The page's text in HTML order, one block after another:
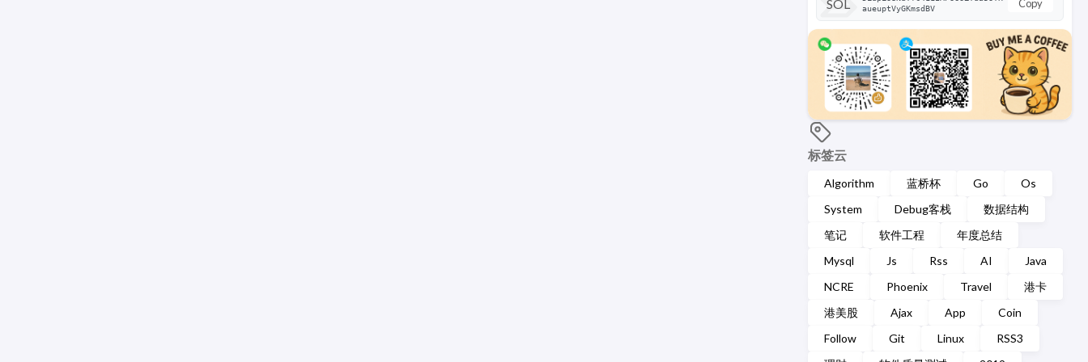
SOL
aueuptVyGKmsdBV
Copy
标签云
Algorithm 蓝桥杯 Go
Os
System
Debug客栈
数据结构
笔记
软件工程
年度总结
Mysql
Js Rss AI
Java
NCRE
Phoenix Travel
港卡
港美股
Ajax App
Coin
Follow
Git Linux
RSS3